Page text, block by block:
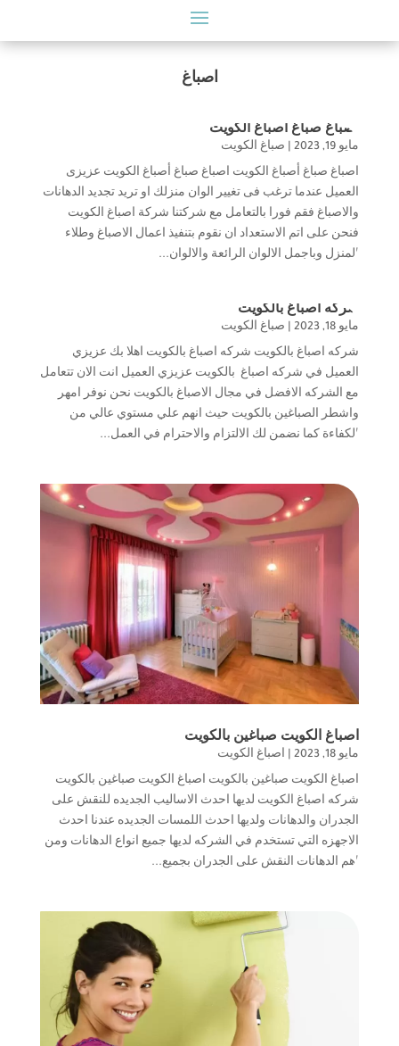
اصباغ
اصباغ صباغ أصباغ الكويت
مايو 19, 2023 | صباغ الكويت
اصباغ صباغ أصباغ الكويت اصباغ صباغ أصباغ الكويت عزيزى
العميل عندما ترغب فى تغيير الوان منزلك او تريد تجديد الدهانات
والاصباغ فقم فورا بالتعامل مع شركتنا شركة اصباغ الكويت
فنحن على اتم الاستعداد ان نقوم بتنفيذ اعمال الاصباغ وطلاء
المنزل وباجمل الالوان الرائعة والالوان...
شركه اصباغ بالكويت
مايو 18, 2023 | صباغ الكويت
شركه اصباغ بالكويت شركه اصباغ بالكويت اهلا بك عزيزي
العميل في شركه اصباغ بالكويت عزيزي العميل انت الان تتعامل
مع الشركه الافضل في مجال الاصباغ بالكويت نحن نوفر امهر
واشطر الصباغين بالكويت حيث انهم علي مستوي عالي من
الكفاءة كما نضمن لك الالتزام والاحترام في العمل...
اصباغ الكويت صباغين بالكويت
مايو 18, 2023 | اصباغ الكويت
اصباغ الكويت صباغين بالكويت اصباغ الكويت صباغين بالكويت
شركه اصباغ الكويت لديها احدث الاساليب الجديده للنقش على
الجدران والدهانات ولديها احدث اللمسات الجديده عندنا احدث
الاجهزه التي تستخدم في الشركه لديها جميع انواع الدهانات ومن
اهم الدهانات النقش على الجدران بجميع...